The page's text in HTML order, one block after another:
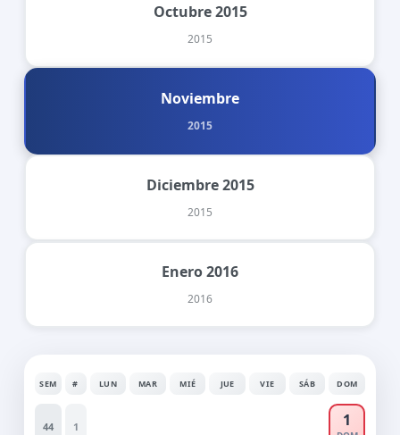
Octubre 2015
2015
Noviembre
2015
Diciembre 2015
2015
Enero 2016
2016
SEM # LUN MAR MIÉ JUE VIE SÁB DOM
44 1 1